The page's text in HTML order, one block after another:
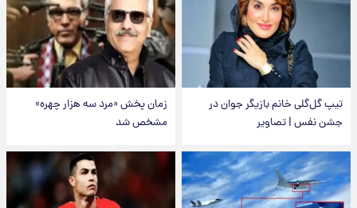
تیپ گل‌گلی خانم بازیگر جوان در
جشن نفس | تصاویر
زمان پخش «مرد سه هزار چهره»
مشخص شد